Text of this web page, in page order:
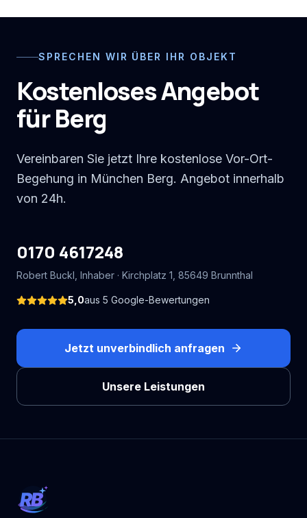
SPRECHEN WIR ÜBER IHR OBJEKT
Kostenloses Angebot
für Berg
Vereinbaren Sie jetzt Ihre kostenlose Vor-Ort-
Begehung in München Berg. Angebot innerhalb
von 24h.
0170 4617248
Robert Buckl , Inhaber · Kirchplatz 1 85649 Brunnthal
5,0aus 5 Google-Bewertungen
Jetzt unverbindlich anfragen
Unsere Leistungen
RB